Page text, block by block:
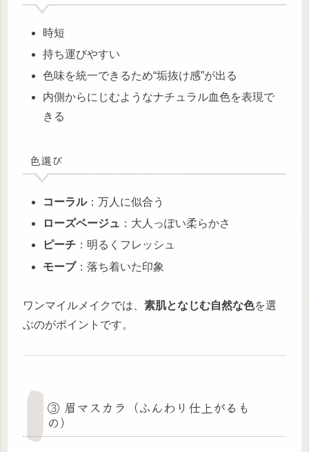
時短
持ち運びやすい
色味を統一できるため“垢抜け感”が出る
内側からにじむようなナチュラル血色を表現で
きる
色選び
コーラル：万人に似合う
ローズベージュ ：大人っぽい柔らかさ
ピーチ ：明るくフレッシュ
モーブ：落ち着いた印象
ワンマイルメイクでは、 素肌となじむ自然な色を選
ぶのがポイントです。
③ 眉マスカラ（ふんわり仕上がるも
の）